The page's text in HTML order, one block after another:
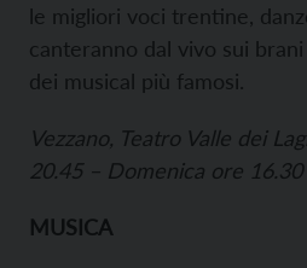
le migliori voci trentine,
canteranno dal vivo sui
dei musical più famosi.
Vezzano, Teatro Valle dei
20.45 – Domenica ore 16.30
MUSICA